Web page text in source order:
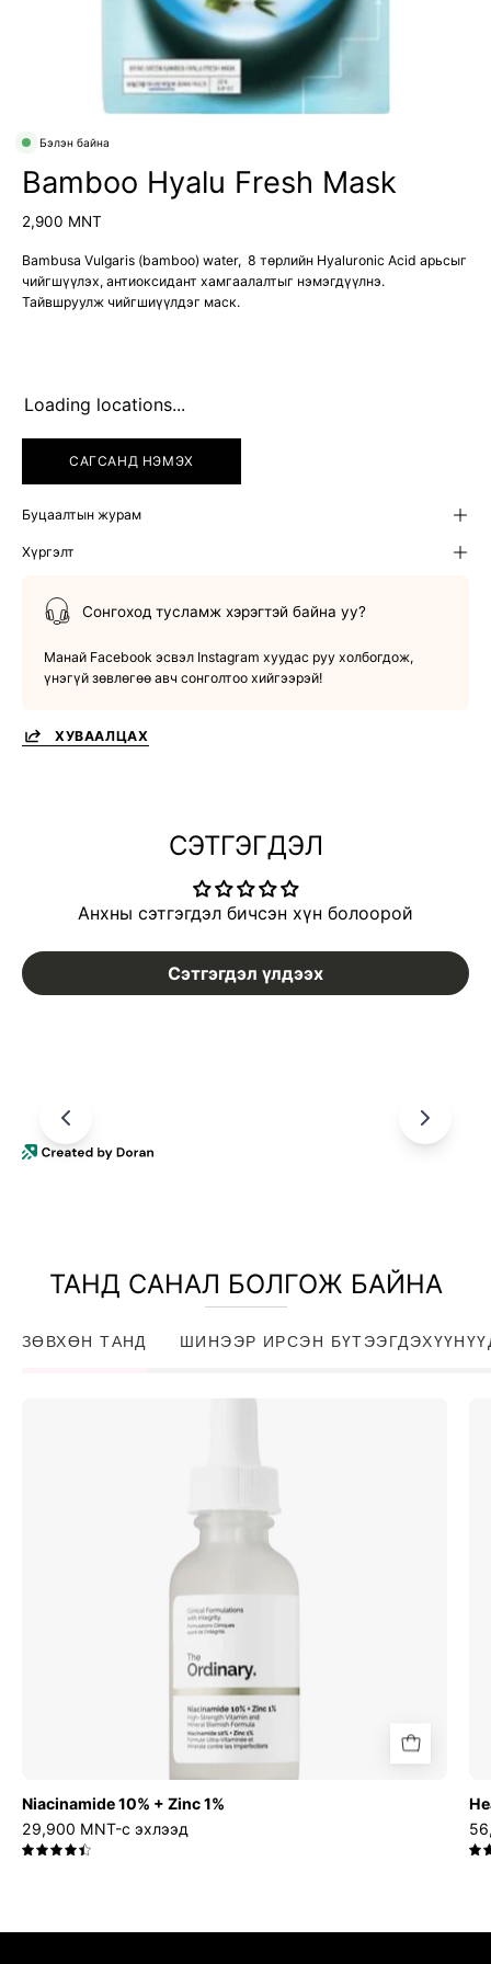
Бэлэн байна
Bamboo Hyalu Fresh Mask
2,900 MNT
Bambusa Vulgaris (bamboo) water, 8 төрлийн Hyaluronic Acid арьсыг
чийгшүүлэх, антиоксидант хамгаалалтыг нэмэгдүүлнэ.
Тайвшруулж чийгшиүүлдэг маск.
Loading locations...
САГСАНД НЭМЭХ
Буцаалтын журам
Хүргэлт
Сонгоход тусламж хэрэгтэй байна уу?
Манай Facebook эсвэл Instagram хуудас руу холбогдож,
үнэгүй зөвлөгөө авч сонголтоо хийгээрэй!
ХУВААЛЦАХ
СЭТГЭГДЭЛ
Анхны сэтгэгдэл бичсэн хүн болоорой
Сэтгэгдэл үлдээх
ТАНД САНАЛ БОЛГОЖ БАЙНА
ЗӨВХӨН ТАНД ШИНЭЭР ИРСЭН
Niacinamide 10% + Zinc 1%
29,900 MNT-с эхлээд